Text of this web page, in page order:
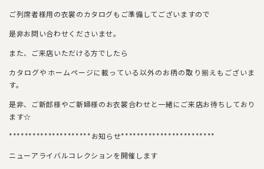
ご列席者様用の衣裳のカタログもご準備してございますので
是非お問い合わせくださいませ。
また、ご来店いただける方でしたら
カタログやホームページに載っている以外のお柄の取り揃えもございま
す。
是非、ご新郎様やご新婦様のお衣裳合わせと一緒にご来店お待ちしており
ます☆
*********************お知らせ************************
ニューアライバルコレクションを開催します